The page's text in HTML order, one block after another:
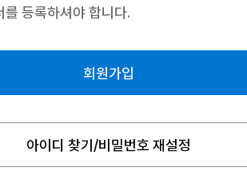
를 등록하셔야 합니다.
회원가입
아이디 찾기/비밀번호 재설정